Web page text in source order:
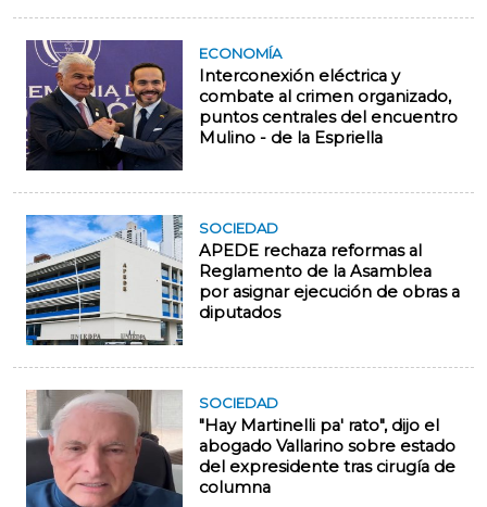
ECONOMÍA
Interconexión eléctrica y
combate al crimen organizado,
puntos centrales del encuentro
Mulino - de la Espriella
SOCIEDAD
APEDE rechaza reformas al
Reglamento de la Asamblea
por asignar ejecución de obras a
diputados
SOCIEDAD
"Hay Martinelli pa' rato", dijo el
abogado Vallarino sobre estado
del expresidente tras cirugía de
columna